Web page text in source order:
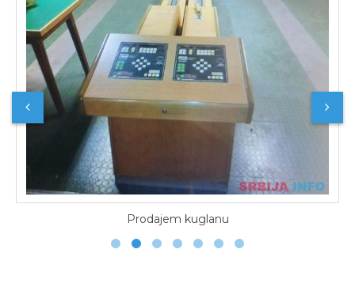
Prodajem kuglanu